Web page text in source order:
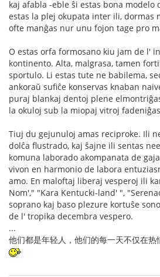
kaj afabla -eble ŝi estas bona modelo
estas la plej okupata inter ili, dormas
ofte manĝas nur unu fojon tage pro
O estas orfa formosano kiu jam de l'
kontinento. Alta, malgrasa, tamen
sportulo. Li estas tute ne babilema,
ankoraŭ sufiĉe konservas knaban
puraj blankaj dentoj plene
la okuloj sub la miopaj vitroj
Tiuj du gejunuloj amas reciproke. Ili
dolĉa flustrado, kaj ŝajne ili sentas
komuna laborado akompanata de
vivon en harmonio de labora
amo. En maloftaj liberaj vesperoj ili
Nom'," "Kara Kentucki-land' ",
soprano kaj baso plezure kortuŝe
de l' tropika decembra vespero.
...
他们都是年轻人，他们的每一天不仅在热